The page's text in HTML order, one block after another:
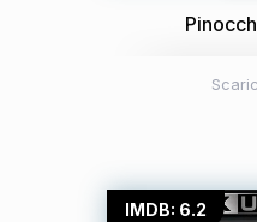
IMDB: 6.2